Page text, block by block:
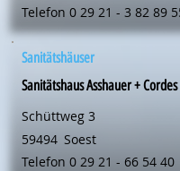
Telefon 0 29 21 - 3 82 89
Sanitätshäuser
Sanitätshaus Asshauer +
Schüttweg 3
59494 Soest
Telefon 0 29 21 - 66 54 40